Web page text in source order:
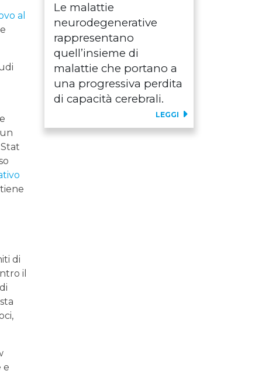
al
di
il
e
Le malattie
neurodegenerative
rappresentano
quell’insieme di
malattie che portano a
una progressiva perdita
di capacità cerebrali.
LEGGI